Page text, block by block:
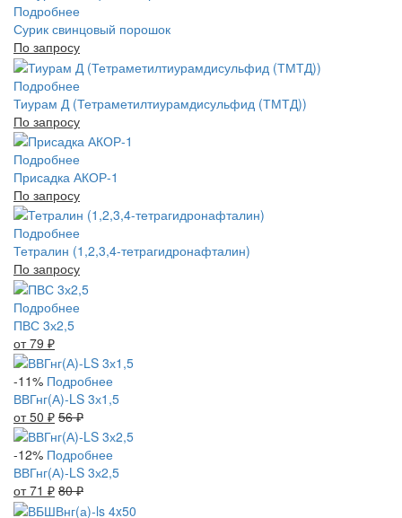
Подробнее
Сурик свинцовый порошок
По запросу
Подробнее
Тиурам Д (Тетраметилтиурамдисульфид (ТМТД))
По запросу
Подробнее
Присадка АКОР-1
По запросу
Подробнее
Тетралин (1,2,3,4-тетрагидронафталин)
По запросу
Подробнее
ПВС 3х2,5
от 79 ₽
-11% Подробнее
ВВГнг(А)-LS 3х1,5
от 50 ₽ 56₽
-12% Подробнее
ВВГнг(А)-LS 3х2,5
от 71 ₽ 80₽